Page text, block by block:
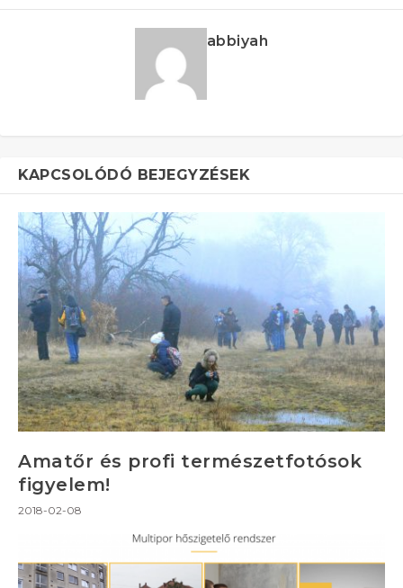
abbiyah
KAPCSOLÓDÓ BEJEGYZÉSEK
Amatőr és profi természetfotósok
figyelem!
2018-02-08